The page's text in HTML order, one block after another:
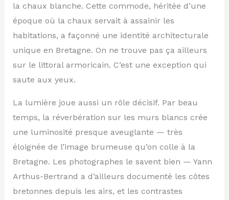
la chaux blanche. Cette commode, héritée d’une
époque où la chaux servait à assainir les
habitations, a façonné une identité architecturale
unique en Bretagne. On ne trouve pas ça ailleurs
sur le littoral armoricain. C’est une exception qui
saute aux yeux.
La lumière joue aussi un rôle décisif. Par beau
temps, la réverbération sur les murs blancs crée
une luminosité presque aveuglante — très
éloignée de l’image brumeuse qu’on colle à la
Bretagne. Les photographes le savent bien — Yann
Arthus-Bertrand a d’ailleurs documenté les côtes
bretonnes depuis les airs, et les contrastes